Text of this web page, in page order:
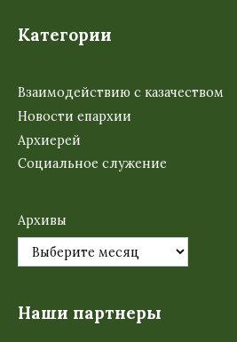
Категории
Взаимодействию с казачеством
Новости епархии
Архиерей
Социальное служение
Архивы
Наши партнеры